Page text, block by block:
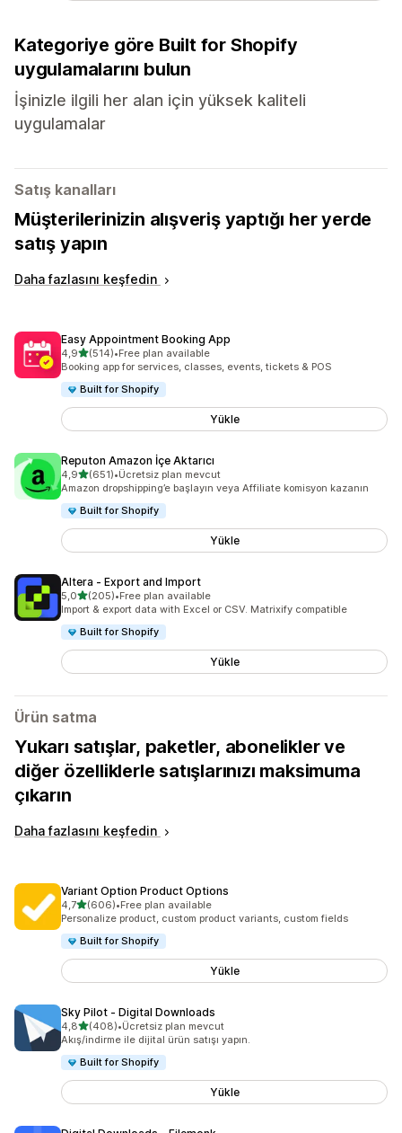
Kategoriye göre Built for Shopify
uygulamalarını bulun
İşinizle ilgili her alan için yüksek kaliteli
uygulamalar
Satış kanalları
Müşterilerinizin alışveriş yaptığı her yerde
satış yapın
Daha fazlasını keşfedin
Easy Appointment Booking App
4,95 yıldız üzerinden
(514)
toplam 514 değerlendirme
•Free plan available
Booking app for services, classes, events, tickets & POS
Built for Shopify
Yükle
Reputon Amazon İçe Aktarıcı
4,95 yıldız üzerinden
(651)
toplam 651 değerlendirme
•Ücretsiz plan mevcut
Amazon dropshipping’e başlayın veya Affiliate komisyon kazanın
Built for Shopify
Yükle
Altera ‑ Export and Import
5,05 yıldız üzerinden
(205)
toplam 205 değerlendirme
•Free plan available
Import & export data with Excel or CSV. Matrixify compatible
Built for Shopify
Yükle
Ürün satma
Yukarı satışlar, paketler, abonelikler ve
diğer özelliklerle satışlarınızı maksimuma
çıkarın
Daha fazlasını keşfedin
Variant Option Product Options
4,75 yıldız üzerinden
(606)
toplam 606 değerlendirme
•Free plan available
Personalize product, custom product variants, custom fields
Built for Shopify
Yükle
Sky Pilot ‑ Digital Downloads
4,85 yıldız üzerinden
(408)
toplam 408 değerlendirme
•Ücretsiz plan mevcut
Akış/indirme ile dijital ürün satışı yapın.
Built for Shopify
Yükle